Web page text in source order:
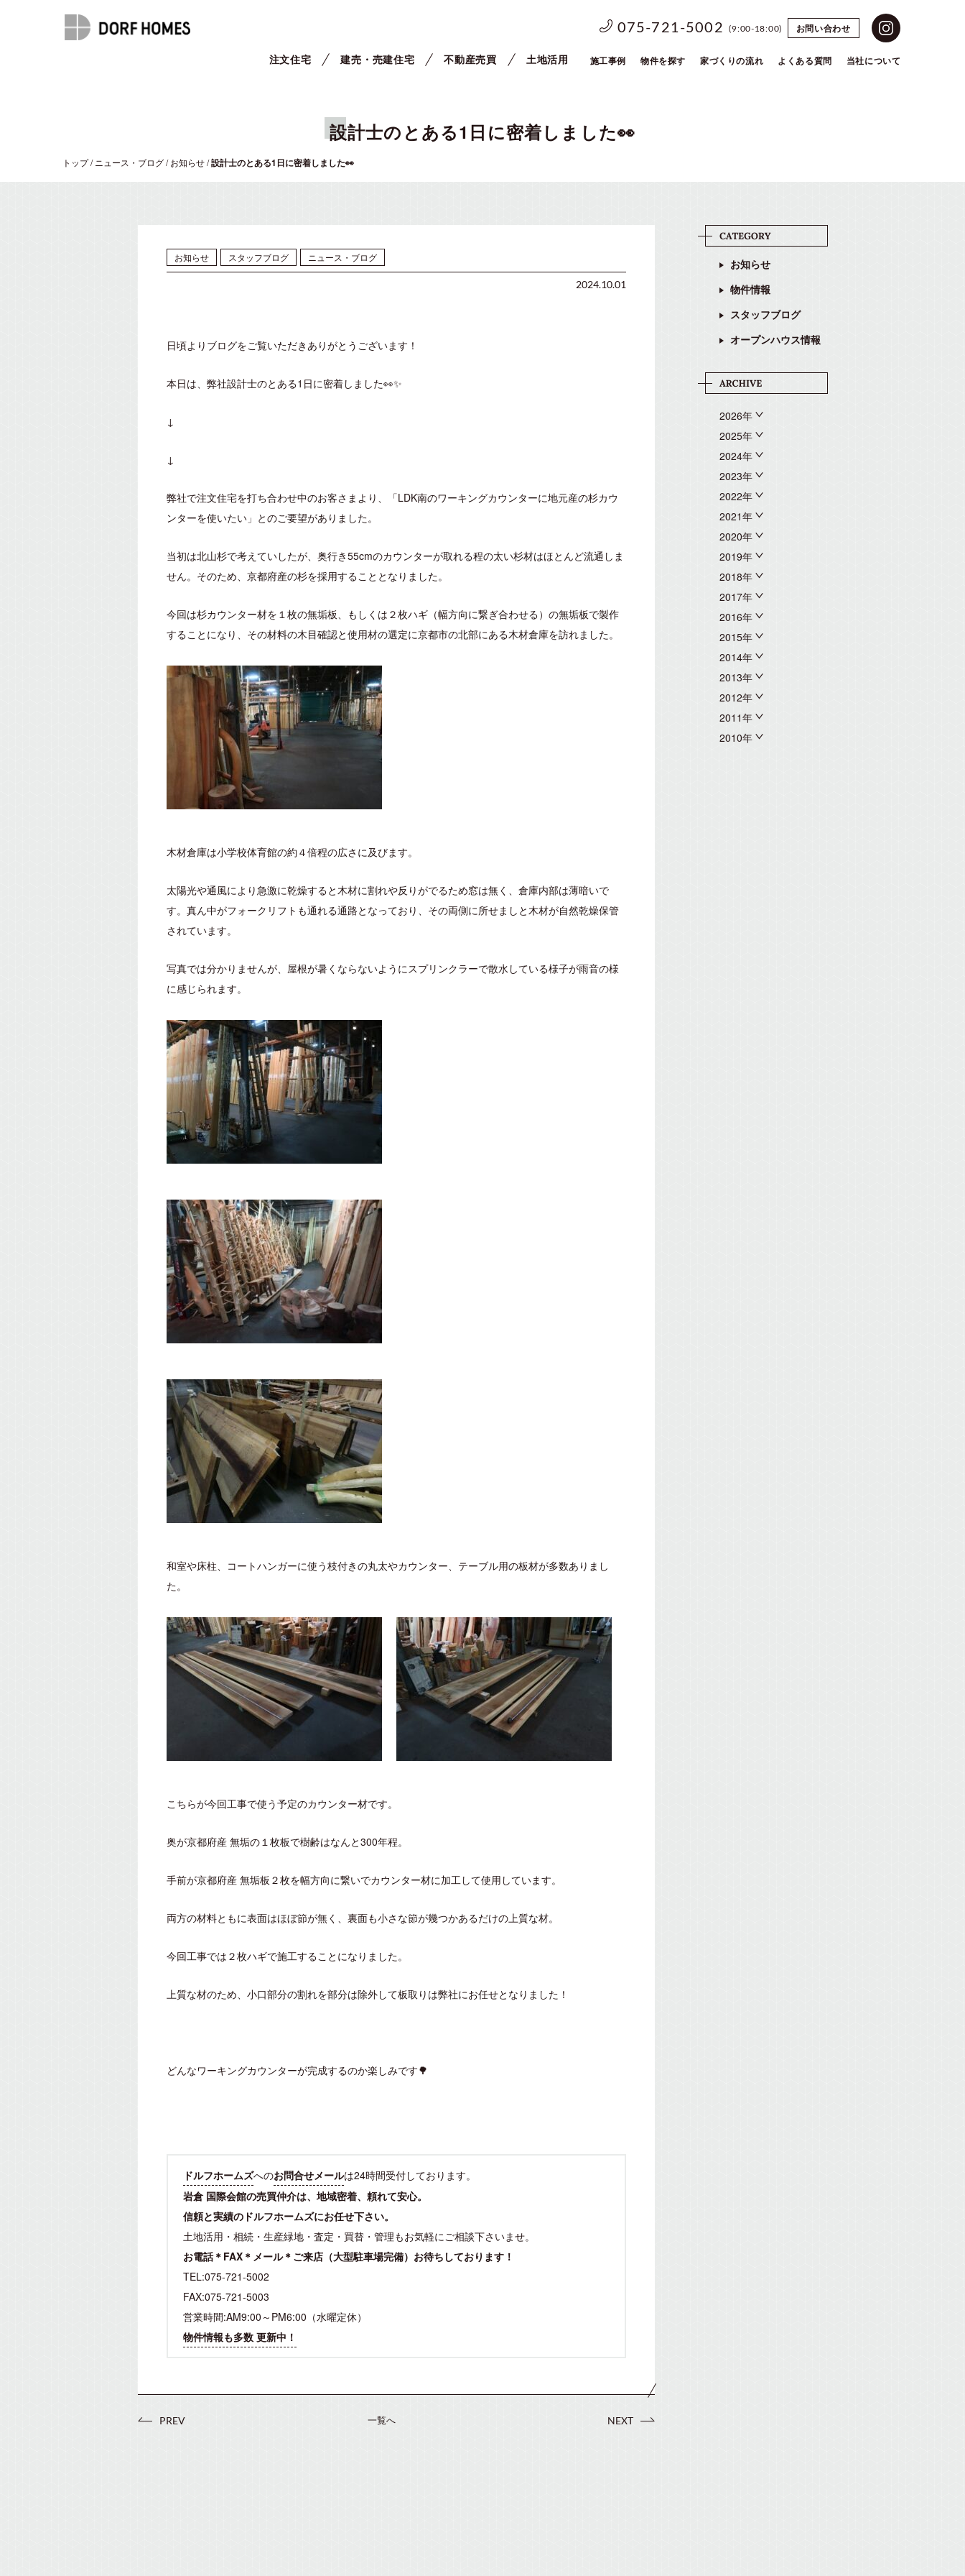
075-721-5002 (9:00-18:00) お問い合わせ
注文住宅 建売・売建住宅 不動産売買 土地活用 施工事例 物件を探す 家づくりの流れ よくある質問 当社について
設計士のとある1日に密着しました👀
トップ/ ニュース・ブログ/お知らせ/設計士のとある1日に密着しました👀
お知らせ スタッフブログ ニュース・ブログ
2024.10.01
日頃よりブログをご覧いただきありがとうございます！
本日は、弊社設計士のとある1日に密着しました👀✨
↓
↓
弊社で注文住宅を打ち合わせ中のお客さまより、「LDK南のワーキングカウンターに地元産の杉カウ
ンターを使いたい」とのご要望がありました。
当初は北山杉で考えていしたが、奥行き55cmのカウンターが取れる程の太い杉材はほとんど流通しま
せん。そのため、京都府産の杉を採用することとなりました。
今回は杉カウンター材を１枚の無垢板、もしくは２枚ハギ（幅方向に繋ぎ合わせる）の無垢板で製作
することになり、その材料の木目確認と使用材の選定に京都市の北部にある木材倉庫を訪れました。
木材倉庫は小学校体育館の約４倍程の広さに及びます。
太陽光や通風により急激に乾燥すると木材に割れや反りがでるため窓は無く、倉庫内部は薄暗いで
す。真ん中がフォークリフトも通れる通路となっており、その両側に所せましと木材が自然乾燥保管
されています。
写真では分かりませんが、屋根が暑くならないようにスプリンクラーで散水している様子が雨音の様
に感じられます。
和室や床柱、コートハンガーに使う枝付きの丸太やカウンター、テーブル用の板材が多数ありまし
た。
こちらが今回工事で使う予定のカウンター材です。
奥が京都府産 無垢の１枚板で樹齢はなんと300年程。
手前が京都府産 無垢板２枚を幅方向に繋いでカウンター材に加工して使用しています。
両方の材料ともに表面はほぼ節が無く、裏面も小さな節が幾つかあるだけの上質な材。
今回工事では２枚ハギで施工することになりました。
上質な材のため、小口部分の割れを部分は除外して板取りは弊社にお任せとなりました！
どんなワーキングカウンターが完成するのか楽しみです🌳
ドルフホームズへのお問合せメールは24時間受付しております。
岩倉 国際会館の売買仲介は、地域密着、頼れて安心。
信頼と実績のドルフホームズにお任せ下さい。
土地活用・相続・生産緑地・査定・買替・管理もお気軽にご相談下さいませ。
お電話＊FAX＊メール＊ご来店（大型駐車場完備）お待ちしております！
TEL:075-721-5002
FAX:075-721-5003
営業時間:AM9:00～PM6:00（水曜定休）
物件情報も多数 更新中！
PREV 一覧へ NEXT
お知らせ
物件情報
スタッフブログ
オープンハウス情報
2026年
2025年
2024年
2023年
2022年
2021年
2020年
2019年
2018年
2017年
2016年
2015年
2014年
2013年
2012年
2011年
2010年